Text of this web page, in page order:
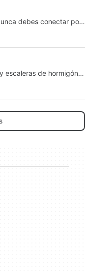
debes conectar por
escaleras de hormigón: